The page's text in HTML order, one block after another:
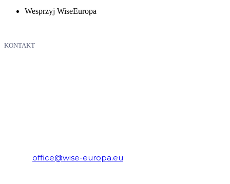
Wesprzyj WiseEuropa
KONTAKT
office@wise-europa.eu